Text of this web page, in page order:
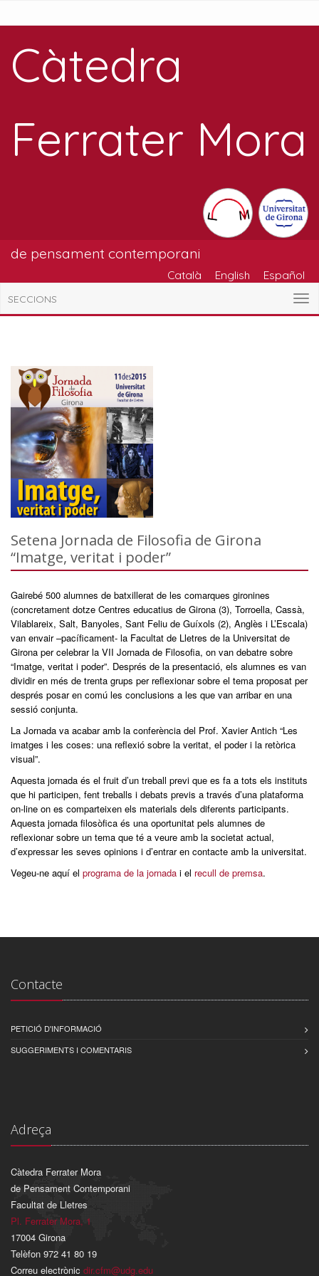
Càtedra
Ferrater Mora
de pensament contemporani
Català English Español
SECCIONS
Setena Jornada de Filosofia de Girona
“Imatge, veritat i poder”
Gairebé 500 alumnes de batxillerat de les comarques gironines
(concretament dotze Centres educatius de Girona (3), Torroella, Cassà,
Vilablareix, Salt, Banyoles, Sant Feliu de Guíxols (2), Anglès i L’Escala)
van envair –pacíficament- la Facultat de Lletres de la Universitat de
Girona per celebrar la VII Jornada de Filosofia, on van debatre sobre
“Imatge, veritat i poder”. Després de la presentació, els alumnes es van
dividir en més de trenta grups per reflexionar sobre el tema proposat per
després posar en comú les conclusions a les que van arribar en una
sessió conjunta.
La Jornada va acabar amb la conferència del Prof. Xavier Antich “Les
imatges i les coses: una reflexió sobre la veritat, el poder i la retòrica
visual”.
Aquesta jornada és el fruit d’un treball previ que es fa a tots els instituts
que hi participen, fent treballs i debats previs a través d’una plataforma
on-line on es comparteixen els materials dels diferents participants.
Aquesta jornada filosòfica és una oportunitat pels alumnes de
reflexionar sobre un tema que té a veure amb la societat actual,
d’expressar les seves opinions i d’entrar en contacte amb la universitat.
Vegeu-ne aquí el programa de la jornada i el recull de premsa.
Contacte
PETICIÓ D'INFORMACIÓ
SUGGERIMENTS I COMENTARIS
Adreça
Càtedra Ferrater Mora
de Pensament Contemporani
Facultat de Lletres
Pl. Ferrater Mora, 1
17004 Girona
Telèfon 972 41 80 19
Correu electrònic dir.cfm@udg.edu